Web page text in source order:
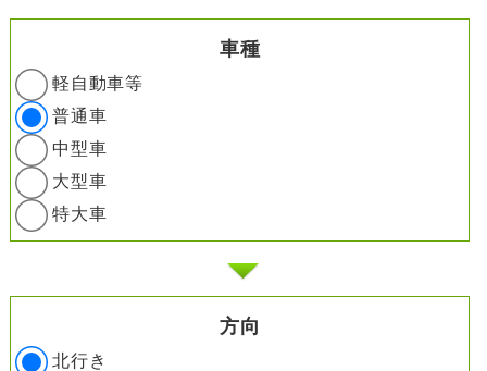
車種
軽自動車等
普通車
中型車
大型車
特大車
方向
北行き